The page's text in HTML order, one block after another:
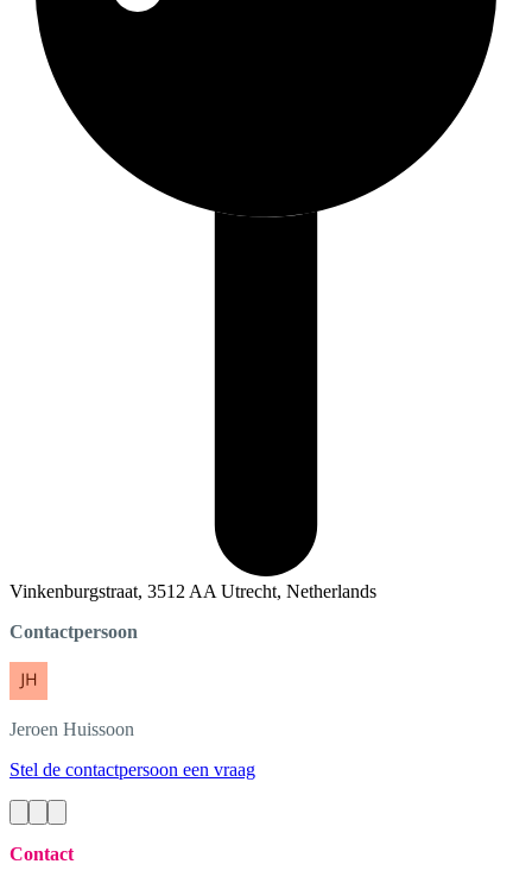
Vinkenburgstraat, 3512 AA Utrecht, Netherlands
Contactpersoon
Jeroen Huissoon
Stel de contactpersoon een vraag
Contact